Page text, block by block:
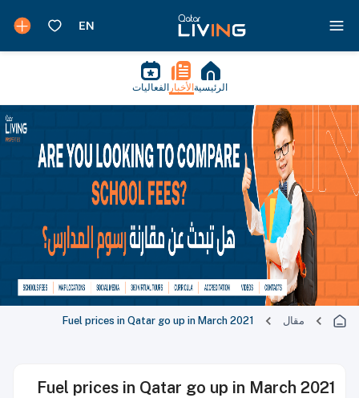
الرئيسية الأخبار الفعاليات
مقال Fuel prices in Qatar go up in March 2021
Fuel prices in Qatar go up in March 2021